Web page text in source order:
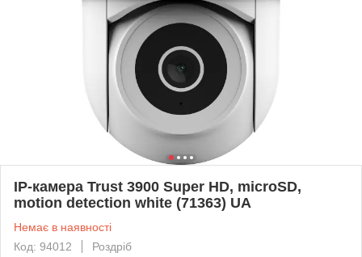
IP-камера Trust 3900 Super HD, microSD,
motion detection white (71363) UA
Немає в наявності
Код: 94012
Роздріб